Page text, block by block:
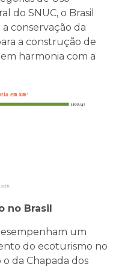
do SNUC, o Brasil
conservação da
a construção de
harmonia com a
no Brasil
um
do ecoturismo no
o da Chapada dos